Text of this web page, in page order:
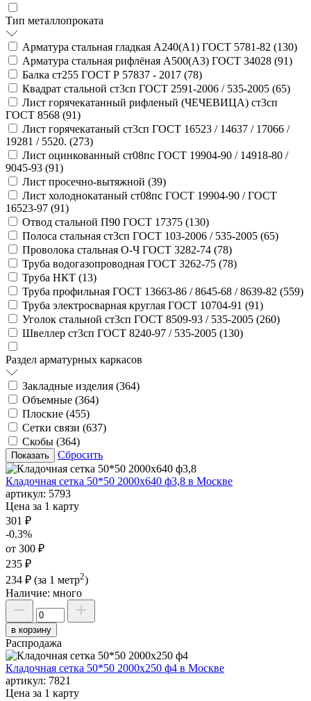
Тип металлопроката
Арматура стальная гладкая А240(А1) ГОСТ 5781-82 (130)
Арматура стальная рифлёная А500(А3) ГОСТ 34028 (91)
Балка ст255 ГОСТ Р 57837 - 2017 (78)
Квадрат стальной ст3сп ГОСТ 2591-2006 / 535-2005 (65)
Лист горячекатанный рифленый (ЧЕЧЕВИЦА) ст3сп
ГОСТ 8568 (91)
Лист горячекатаный ст3сп ГОСТ 16523 / 14637 / 17066 /
19281 / 5520. (273)
Лист оцинкованный ст08пс ГОСТ 19904-90 / 14918-80 /
9045-93 (91)
Лист просечно-вытяжной (39)
Лист холоднокатаный ст08пс ГОСТ 19904-90 / ГОСТ
16523-97 (91)
Отвод стальной П90 ГОСТ 17375 (130)
Полоса стальная ст3сп ГОСТ 103-2006 / 535-2005 (65)
Проволока стальная О-Ч ГОСТ 3282-74 (78)
Труба водогазопроводная ГОСТ 3262-75 (78)
Труба НКТ (13)
Труба профильная ГОСТ 13663-86 / 8645-68 / 8639-82 (559)
Труба электросварная круглая ГОСТ 10704-91 (91)
Уголок стальной ст3сп ГОСТ 8509-93 / 535-2005 (260)
Швеллер ст3сп ГОСТ 8240-97 / 535-2005 (130)
Раздел арматурных каркасов
Закладные изделия (364)
Объемные (364)
Плоские (455)
Сетки связи (637)
Скобы (364)
Сбросить
Кладочная сетка 50*50 2000х640 ф3,8 в Москве
артикул: 5793
Цена за 1 карту
301 ₽
-0.3%
от 300 ₽
235 ₽
234 ₽ (за 1 метр2)
Наличие: много
в корзину
Распродажа
Кладочная сетка 50*50 2000х250 ф4 в Москве
артикул: 7821
Цена за 1 карту